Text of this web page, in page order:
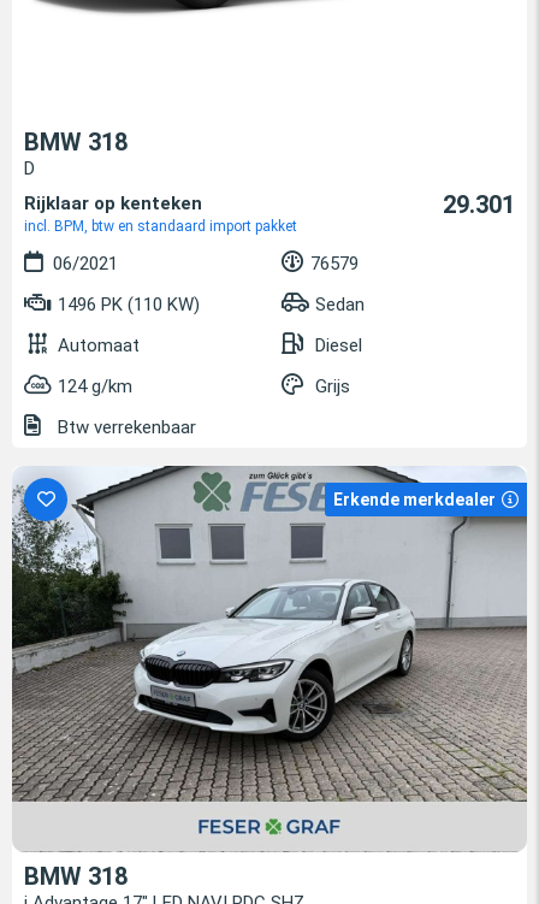
BMW 318
D
Rijklaar op kenteken
incl. BPM, btw en standaard import pakket
29.301
06/2021
76579
1496 PK (110 KW)
Sedan
Automaat
Diesel
124 g/km
Grijs
Btw verrekenbaar
Erkende merkdealer
BMW 318